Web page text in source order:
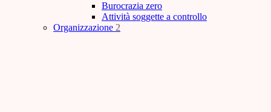
Burocrazia zero
Attività soggette a controllo
Organizzazione 2